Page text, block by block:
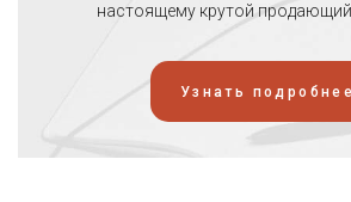
настоящему крутой
Узнать подробнее